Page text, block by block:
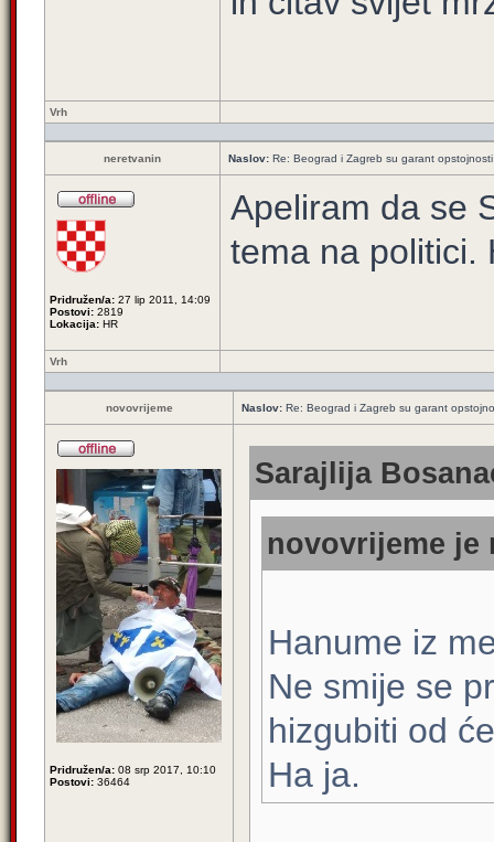
Vrh
neretvanin Naslov: Re: Beograd i Zagreb su garant
Pridružen/a: 27 lip 2011, 14:09
Postovi: 2819
Lokacija: HR
Apeliram da se
tema na politici.
Vrh
novovrijeme Naslov: Re: Beograd i Zagreb su garant
Pridružen/a: 08 srp 2017, 10:10
Postovi: 36464
Sarajlija
novovrijeme je
Hanume iz
Ne smije se
hizgubiti od
Ha ja.